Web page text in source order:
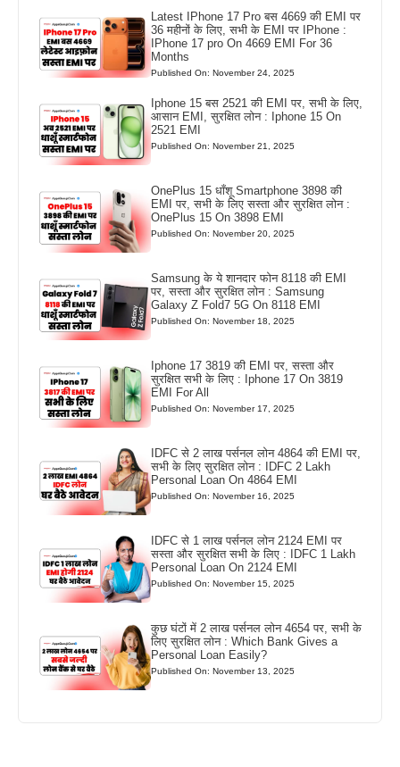
Latest IPhone 17 Pro बस 4669 की EMI पर
36 महीनों के लिए, सभी के EMI पर IPhone :
IPhone 17 pro On 4669 EMI For 36
Months
Published On: November 24, 2025
Iphone 15 बस 2521 की EMI पर, सभी के लिए,
आसान EMI, सुरक्षित लोन : Iphone 15 On
2521 EMI
Published On: November 21, 2025
OnePlus 15 धाँशू Smartphone 3898 की
EMI पर, सभी के लिए सस्ता और सुरक्षित लोन :
OnePlus 15 On 3898 EMI
Published On: November 20, 2025
Samsung के ये शानदार फोन 8118 की EMI
पर, सस्ता और सुरक्षित लोन : Samsung
Galaxy Z Fold7 5G On 8118 EMI
Published On: November 18, 2025
Iphone 17 3819 की EMI पर, सस्ता और
सुरक्षित सभी के लिए : Iphone 17 On 3819
EMI For All
Published On: November 17, 2025
IDFC से 2 लाख पर्सनल लोन 4864 की EMI पर,
सभी के लिए सुरक्षित लोन : IDFC 2 Lakh
Personal Loan On 4864 EMI
Published On: November 16, 2025
IDFC से 1 लाख पर्सनल लोन 2124 EMI पर
सस्ता और सुरक्षित सभी के लिए : IDFC 1 Lakh
Personal Loan On 2124 EMI
Published On: November 15, 2025
कुछ घंटों में 2 लाख पर्सनल लोन 4654 पर, सभी के
लिए सुरक्षित लोन : Which Bank Gives a
Personal Loan Easily?
Published On: November 13, 2025